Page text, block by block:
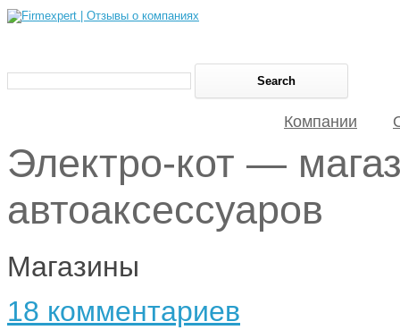
Компании
Электро-кот —
автоаксессуаров
Магазины
18 комментариев